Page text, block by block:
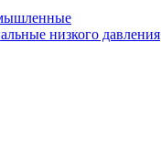
низкого давления